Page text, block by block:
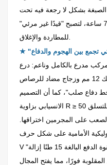
بشكل لا رجعة فيه تحت
الأشعة فوق البنفسجية لمدة 72 ساعة، لتصبح "قيدًا غير مرئي"
★
تجمع بين الهجوم والدفاع
مدرع بالكامل وناعم: درع
أمامي من فولاذ المنغنيز بسمك 12 مم وزجاج مضاد للرصاص
"خط دفاع صلب"، كما أن التصميم
الانسيابي بزاوية R ≥ 50 مم، والطلاء النانوي المضاد للتسلق
على المجرمين اختراقها.
الأمامية على شكل حرف
V "جرافة متحركة"، ويمكن لقوة الدفع البالغة 15 طنًا إزالة
فورًا، مما يفتح المجال